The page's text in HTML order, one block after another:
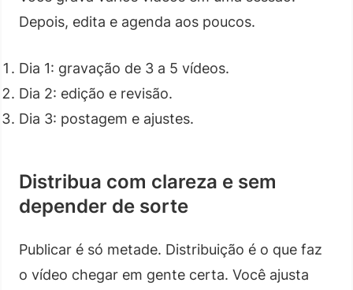
Depois, edita e agenda aos poucos.
Dia 1: gravação de 3 a 5 vídeos.
Dia 2: edição e revisão.
Dia 3: postagem e ajustes.
Distribua com clareza e sem
depender de sorte
Publicar é só metade. Distribuição é o que faz
o vídeo chegar em gente certa. Você ajusta